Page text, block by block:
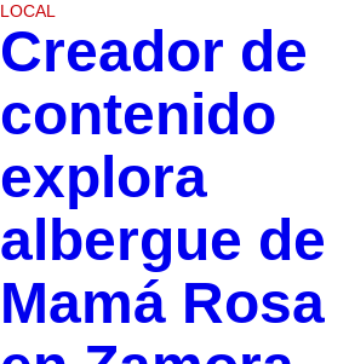
LOCAL
Creador de
contenido
explora
albergue de
Mamá Rosa